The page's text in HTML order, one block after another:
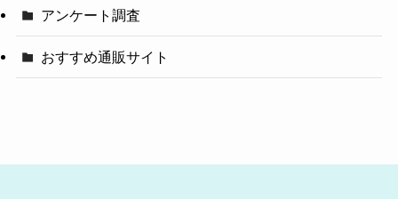
アンケート調査
おすすめ通販サイト